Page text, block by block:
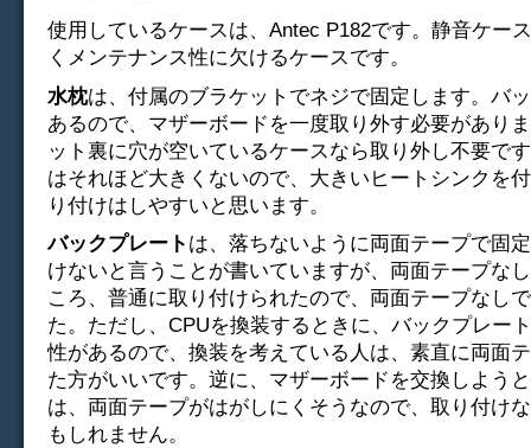
使用しているケースは、Antec P182です。静音ケー
くメンテナンス性に欠けるケースです。
水枕は、付属のブラケットでネジで固定します。バ
あるので、マザーボードを一度取り外す必要があり
ット裏に穴が空いているケースなら取り外し不要で
はそれほど大きくないので、大きいヒートシンクを
り付けはしやすいと思います。
バックプレート は、落ちないように両面テープで固
けないと言うことが書いていますが、両面テープな
ころ、普通に取り付けられたので、両面テープなし
た。ただし、CPUを換装するときに、バックプレー
性があるので、換装を考えている人は、素直に両面
た方がいいです。逆に、マザーボードを交換しよう
は、両面テープがはがしにくそうなので、取り付け
もしれません。